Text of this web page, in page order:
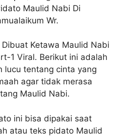
Maulid Nabi Di
Wr.
Ketawa Maulid Nabi
1 Viral. Berikut ini adalah
lucu tentang cinta yang
agar tidak merasa
Maulid Nabi.
ini bisa dipakai saat
atau teks pidato Maulid